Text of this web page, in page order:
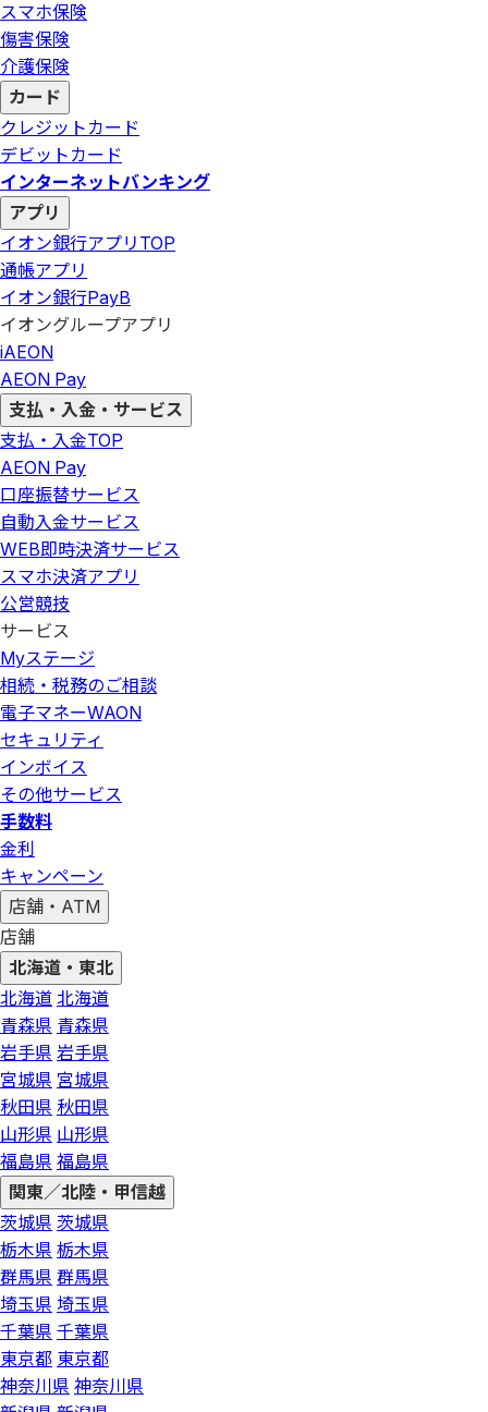
スマホ保険
傷害保険
介護保険
カード
クレジットカード
デビットカード
インターネットバンキング
アプリ
イオン銀行アプリ TOP
通帳アプリ
イオン銀行PayB
イオングループアプリ
iAEON
AEON Pay
支払・入金・サービス
支払・入金TOP
AEON Pay
口座振替サービス
自動入金サービス
WEB即時決済サービス
スマホ決済アプリ
公営競技
サービス
Myステージ
相続・税務のご相談
電子マネーWAON
セキュリティ
インボイス
その他サービス
手数料
金利
キャンペーン
店舗・ATM
店舗
北海道・東北
北海道 北海道
青森県 青森県
岩手県 岩手県
宮城県 宮城県
秋田県 秋田県
山形県 山形県
福島県 福島県
関東／北陸・甲信越
茨城県 茨城県
栃木県 栃木県
群馬県 群馬県
埼玉県 埼玉県
千葉県 千葉県
東京都 東京都
神奈川県 神奈川県